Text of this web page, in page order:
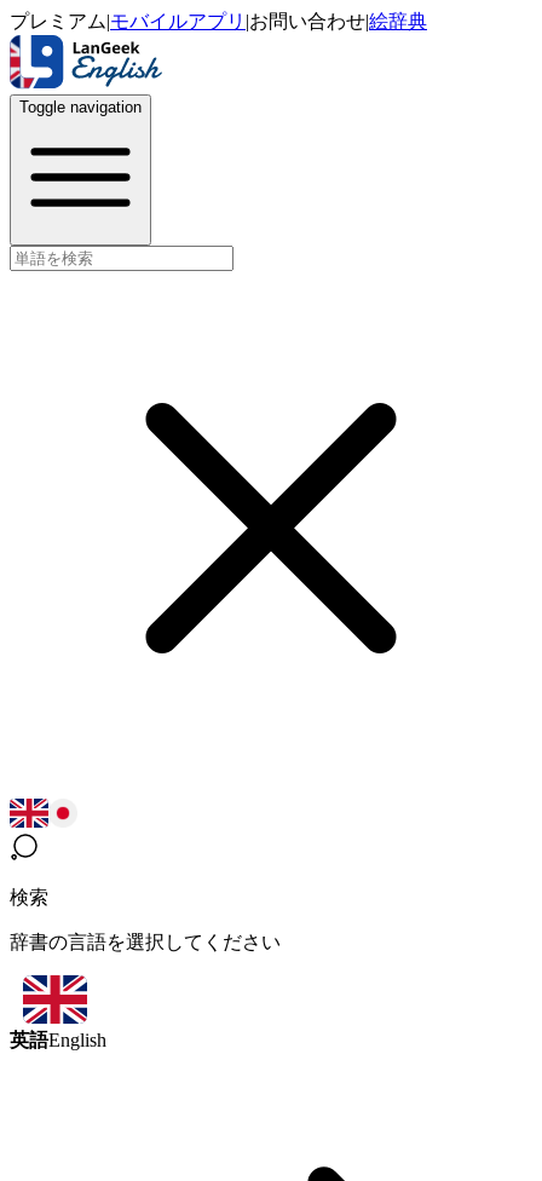
プレミアム|モバイルアプリ |お問い合わせ|絵辞典
Toggle navigation
検索
辞書の言語を選択してください
英語English